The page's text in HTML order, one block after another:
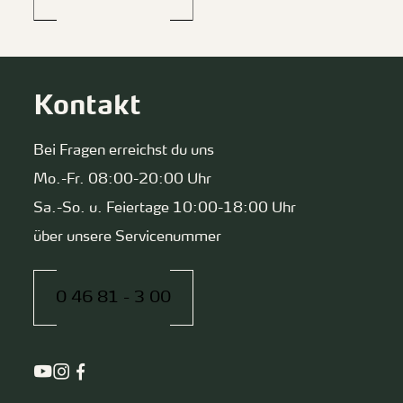
Kontakt
Bei Fragen erreichst du uns
Mo.-Fr. 08:00-20:00 Uhr
Sa.-So. u. Feiertage 10:00-18:00 Uhr
über unsere Servicenummer
0 46 81 - 3 00